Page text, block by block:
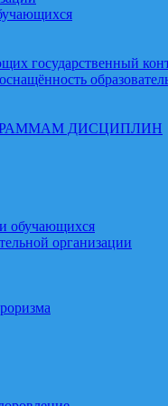
государственный
ДИСЦИПЛИН
обучающихся
организации